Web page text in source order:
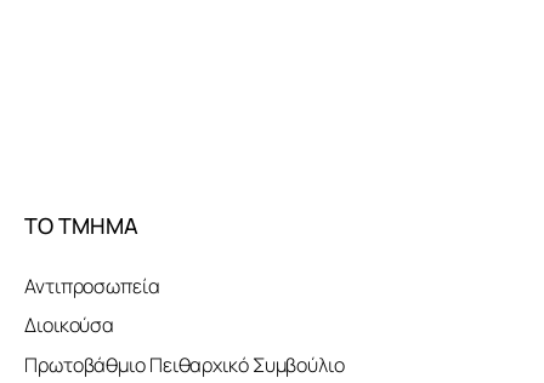
ΤΟ ΤΜΗΜΑ
Αντιπροσωπεία
Διοικούσα
Πρωτοβάθμιο Πειθαρχικό Συμβούλιο